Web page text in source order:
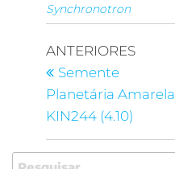
Synchronotron
ANTERIORES
Semente
Planetária Amarela
KIN244 (4.10)